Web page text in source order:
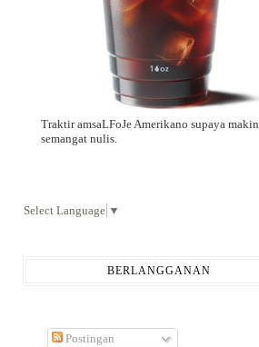
Traktir amsaLFoJe Amerikano supaya makin
semangat nulis.
Select Language ▼
BERLANGGANAN
Postingan